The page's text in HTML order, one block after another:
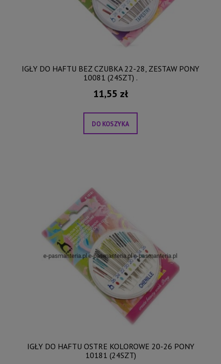
IGŁY DO HAFTU BEZ CZUBKA 22-28, ZESTAW PONY
10081 (24SZT) .
11,55 zł
DO KOSZYKA
IGŁY DO HAFTU OSTRE KOLOROWE 20-26 PONY
10181 (24SZT)